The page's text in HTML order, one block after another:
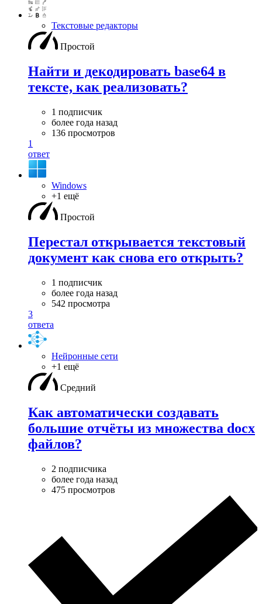
Текстовые редакторы
Простой
Найти и декодировать base64 в
тексте, как реализовать?
1 подписчик
более года назад
136 просмотров
1
ответ
Windows
+1 ещё
Простой
Перестал открывается текстовый
документ как снова его открыть?
1 подписчик
более года назад
542 просмотра
3
ответа
Нейронные сети
+1 ещё
Средний
Как автоматически создавать
большие отчёты из множества docx
файлов?
2 подписчика
более года назад
475 просмотров